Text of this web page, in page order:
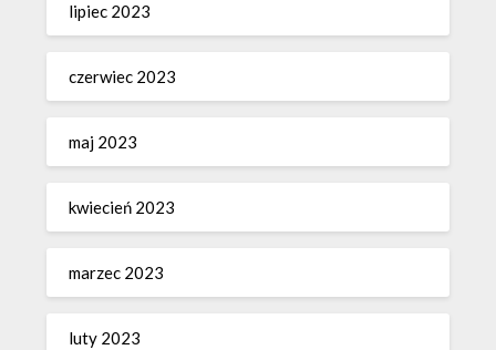
lipiec 2023
czerwiec 2023
maj 2023
kwiecień 2023
marzec 2023
luty 2023